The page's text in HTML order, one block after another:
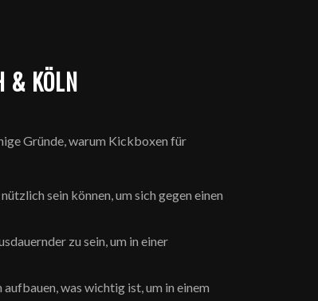
& KÖLN
Gründe, warum Kickboxen für
sein können, um sich gegen einen
zu sein, um in einer
was wichtig ist, um in einem